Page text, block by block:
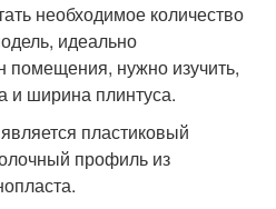
необходимое количество
идеально
нужно изучить,
и ширина плинтуса.
пластиковый
профиль из